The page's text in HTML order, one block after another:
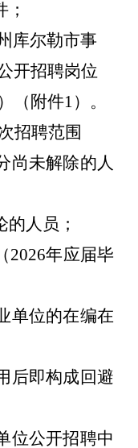
；
库尔勒市事
开招聘岗位
（附件1 ）。
招聘范围
尚未解除的人
人员；
2026年应届毕
单位的在编在
后即构成回避
位公开招聘中